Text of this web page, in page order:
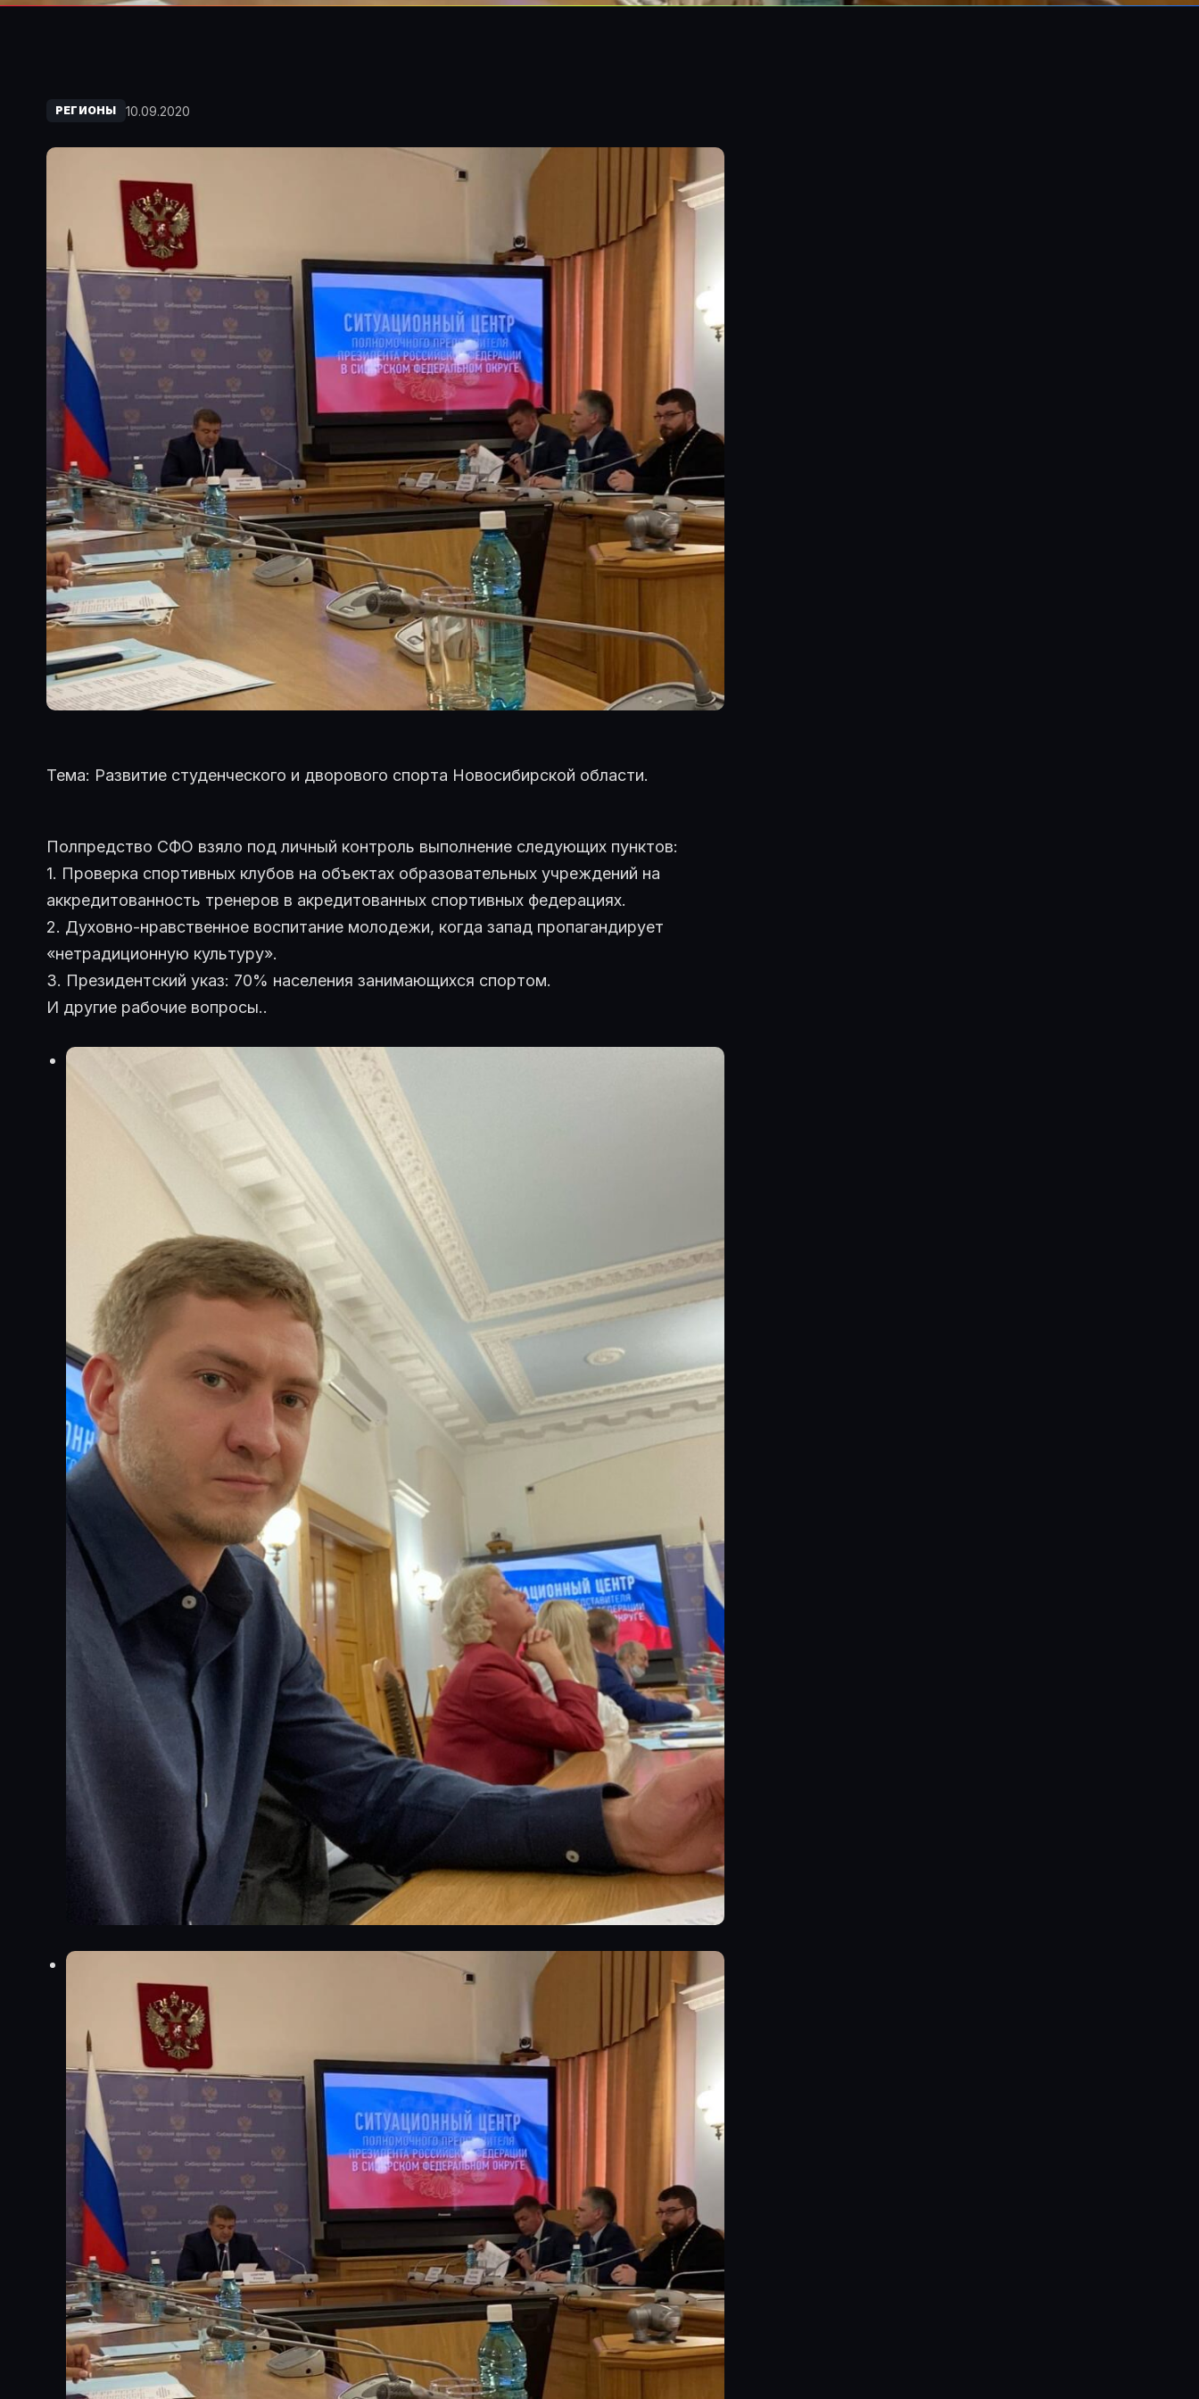
РЕГИОНЫ 10.09.2020
Тема: Развитие студенческого и дворового спорта Новосибирской области.
Полпредство СФО взяло под личный контроль выполнение следующих пунктов:
1. Проверка спортивных клубов на объектах образовательных учреждений на
аккредитованность тренеров в акредитованных спортивных федерациях.
2. Духовно-нравственное воспитание молодежи, когда запад пропагандирует
«нетрадиционную культуру».
3. Президентский указ: 70% населения занимающихся спортом.
И другие рабочие вопросы..